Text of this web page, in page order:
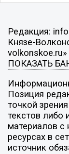
Редакция:
Князе-
volkonskoe.ru»
ПОКАЗАТЬ
Позиция
точкой
текстов либо
материалов с
ресурсах в
источник